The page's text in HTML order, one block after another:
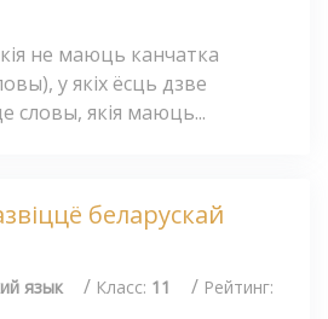
не маюць канчатка
у якіх ёсць дзве
словы, якія маюць...
беларускай
язык / Класс: 11 / Рейтинг: